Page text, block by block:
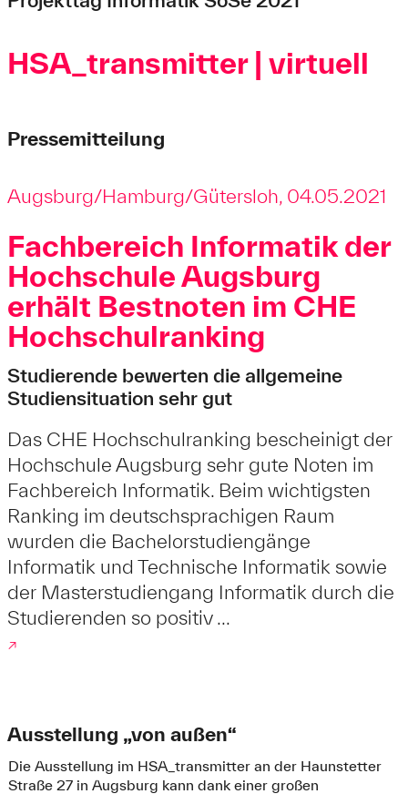
HSA_transmitter | virtuell
Pressemitteilung
Augsburg/Hamburg/Gütersloh, 04.05.2021
Fachbereich Informatik der
Hochschule Augsburg
erhält Bestnoten im CHE
Hochschulranking
Studierende bewerten die allgemeine
Studiensituation sehr gut
Das CHE Hochschulranking bescheinigt der
Hochschule Augsburg sehr gute Noten im
Fachbereich Informatik. Beim wichtigsten
Ranking im deutschsprachigen Raum
wurden die Bachelorstudiengänge
Informatik und Technische Informatik sowie
der Masterstudiengang Informatik durch die
Studierenden so positiv ...
↗
Ausstellung „von außen“
Die Ausstellung im HSA_transmitter an der Haunstetter
Straße 27 in Augsburg kann dank einer großen